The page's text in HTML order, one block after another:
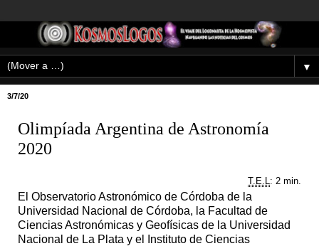
▼
3/7/20
Olimpíada Argentina de Astronomía
2020
T.E.L : 2 min.
El Observatorio Astronómico de Córdoba de la
Universidad Nacional de Córdoba, la Facultad de
Ciencias Astronómicas y Geofísicas de la Universidad
Nacional de La Plata y el Instituto de Ciencias